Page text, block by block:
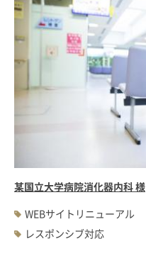
某国立大学病院消化器内科 様
WEBサイトリニューアル
レスポンシブ対応